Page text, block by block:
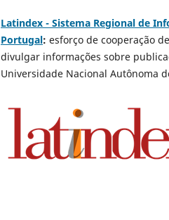
Latindex - Sistema Regional de
Portugal: esforço de cooperação
divulgar informações sobre
Universidade Nacional Autônoma